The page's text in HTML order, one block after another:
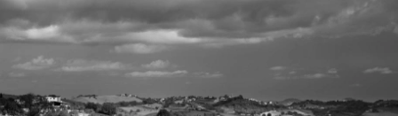
Sekt Perlen | Tiefe Keller | Coole Kerle |
Idyllische Weinberge